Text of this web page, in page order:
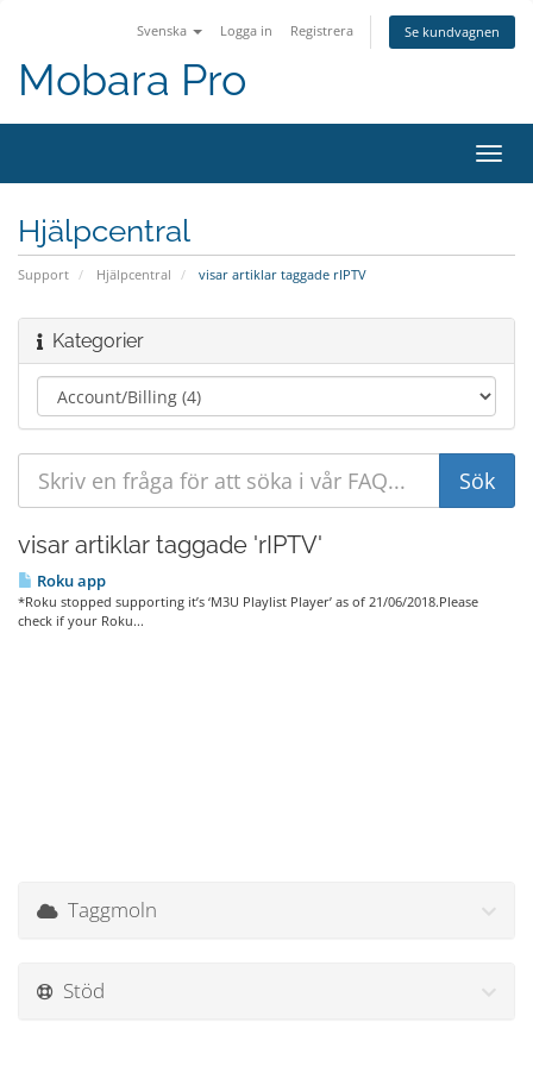
Svenska Logga in Registrera Se kundvagnen
Mobara Pro
Växla
Hjälpcentral
Support Hjälpcentral visar artiklar taggade rIPTV
Kategorier
visar artiklar taggade 'rIPTV'
Roku app
*Roku stopped supporting it’s ‘M3U Playlist Player’ as of 21/06/2018.Please
check if your Roku...
Taggmoln
Stöd